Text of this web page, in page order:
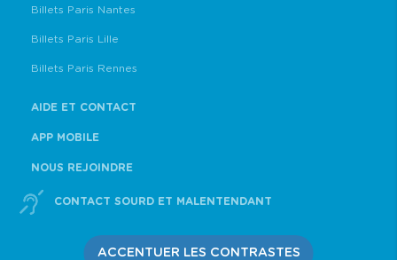
Billets Paris Nantes
Billets Paris Lille
Billets Paris Rennes
AIDE ET CONTACT
APP MOBILE
NOUS REJOINDRE
CONTACT SOURD ET MALENTENDANT
ACCENTUER LES CONTRASTES